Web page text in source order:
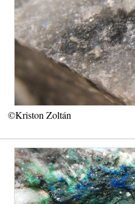
©Kriston Zoltán